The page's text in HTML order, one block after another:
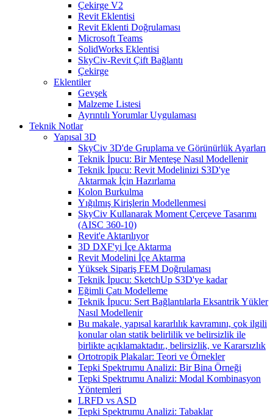
Çekirge V2
Revit Eklentisi
Revit Eklenti Doğrulaması
Microsoft Teams
SolidWorks Eklentisi
SkyCiv-Revit Çift Bağlantı
Çekirge
Eklentiler
Gevşek
Malzeme Listesi
Ayrıntılı Yorumlar Uygulaması
Teknik Notlar
Yapısal 3D
SkyCiv 3D'de Gruplama ve Görünürlük Ayarları
Teknik İpucu: Bir Menteşe Nasıl Modellenir
Teknik İpucu: Revit Modelinizi S3D'ye
Aktarmak İçin Hazırlama
Kolon Burkulma
Yığılmış Kirişlerin Modellenmesi
SkyCiv Kullanarak Moment Çerçeve Tasarımı
(AISC 360-10)
Revit'e Aktarılıyor
3D DXF'yi İçe Aktarma
Revit Modelini İçe Aktarma
Yüksek Sipariş FEM Doğrulaması
Teknik İpucu: SketchUp S3D'ye kadar
Eğimli Çatı Modelleme
Teknik İpucu: Sert Bağlantılarla Eksantrik Yükler
Nasıl Modellenir
Bu makale, yapısal kararlılık kavramını, çok ilgili
konular olan statik belirlilik ve belirsizlik ile
birlikte açıklamaktadır., belirsizlik, ve Kararsızlık
Ortotropik Plakalar: Teori ve Örnekler
Tepki Spektrumu Analizi: Bir Bina Örneği
Tepki Spektrumu Analizi: Modal Kombinasyon
Yöntemleri
LRFD vs ASD
Tepki Spektrumu Analizi: Tabaklar